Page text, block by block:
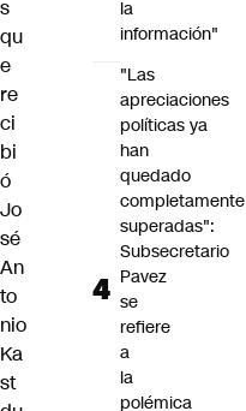
s
qu
e
re
ci
bi
ó
Jo
sé
An
to
nio
Ka
st
la
información"
"Las
apreciaciones
políticas ya
han
quedado
completamente
superadas":
Subsecretario
Pavez
se
refiere
a
la
polémica